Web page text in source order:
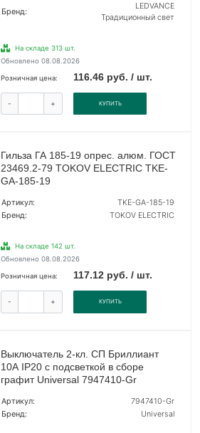
Бренд:
LEDVANCE
Традиционный свет
На складе 313 шт.
Обновлено 08.08.2026
Розничная цена: 116.46 руб. / шт.
- + КУПИТЬ
Гильза ГА 185-19 опрес. алюм. ГОСТ
23469.2-79 TOKOV ELECTRIC TKE-
GA-185-19
Артикул:
TKE-GA-185-19
Бренд:
TOKOV ELECTRIC
На складе 142 шт.
Обновлено 08.08.2026
Розничная цена: 117.12 руб. / шт.
- + КУПИТЬ
Выключатель 2-кл. СП Бриллиант
10А IP20 с подсветкой в сборе
графит Universal 7947410-Gr
Артикул:
7947410-Gr
Бренд:
Universal